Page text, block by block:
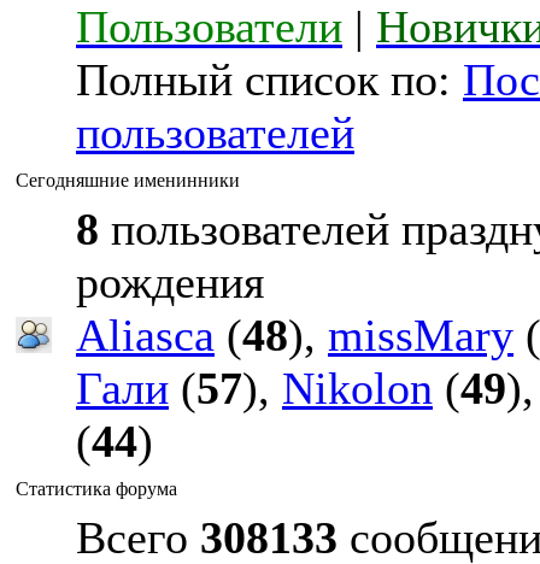
Пользователи |
Полный список по:
пользователей
Сегодняшние именинники
8 пользователей
рождения
Aliasca (48), missMary (
Гали (57), Nikolon (49
(44)
Статистика форума
Всего 308133